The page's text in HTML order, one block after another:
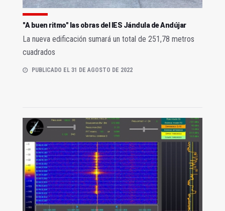
"A buen ritmo" las obras del IES Jándula de Andújar
La nueva edificación sumará un total de 251,78 metros
cuadrados
PUBLICADO EL 31 DE AGOSTO DE 2022